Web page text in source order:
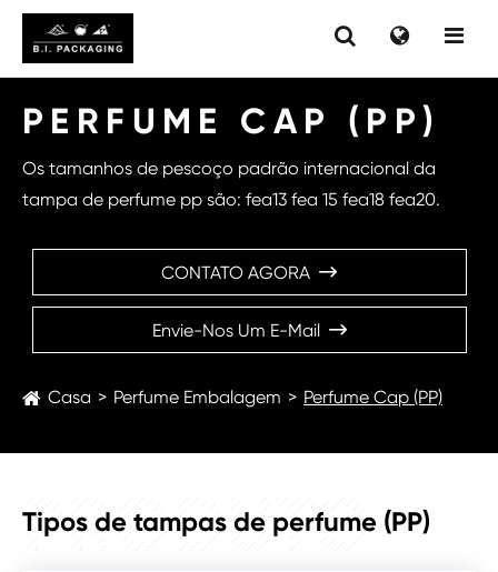
PERFUME CAP (PP)
Os tamanhos de pescoço padrão internacional da
tampa de perfume pp são: fea13 fea 15 fea18 fea20.
CONTATO AGORA 
Envie-Nos Um E-Mail 
Casa Perfume Embalagem Perfume Cap (PP)
PRODUTO
Tipos de tampas de perfume (PP)